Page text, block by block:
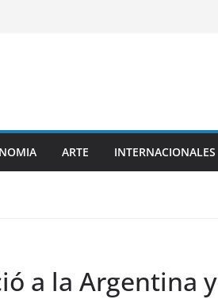
ARTE INTERNACIONALES
a la Argentina y